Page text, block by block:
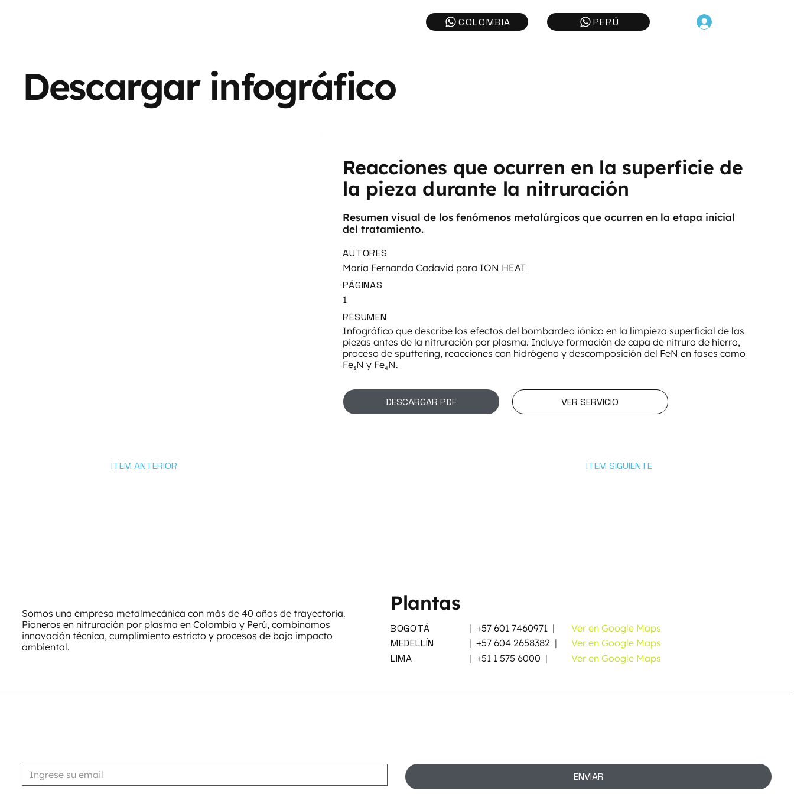
PERÚ
Descargar infográfico
ITEM ANTERIOR ITEM SIGUIENTE
Reacciones que ocurren en la superficie de
la pieza durante la nitruración
Resumen visual de los fenómenos metalúrgicos que ocurren en la etapa inicial
del tratamiento.
AUTORES
María Fernanda Cadavid para ION HEAT
PÁGINAS
1
RESUMEN
Infográfico que describe los efectos del bombardeo iónico en la limpieza superficial de las
piezas antes de la nitruración por plasma. Incluye formación de capa de nitruro de hierro,
proceso de sputtering, reacciones con hidrógeno y descomposición del FeN en fases como
Fe₃N y Fe₄N.
DESCARGAR PDF VER SERVICIO
Somos una empresa metalmecánica con más de 40 años de trayectoria.
Pioneros en nitruración por plasma en Colombia y Perú, combinamos
innovación técnica, cumplimiento estricto y procesos de bajo impacto
ambiental.
Plantas
BOGOTÁ | +57 601 7460971 | Ver en Google Maps
MEDELLÍN | +57 604 2658382 | Ver en Google Maps
LIMA | +51 1 575 6000 | Ver en Google Maps
ENVIAR